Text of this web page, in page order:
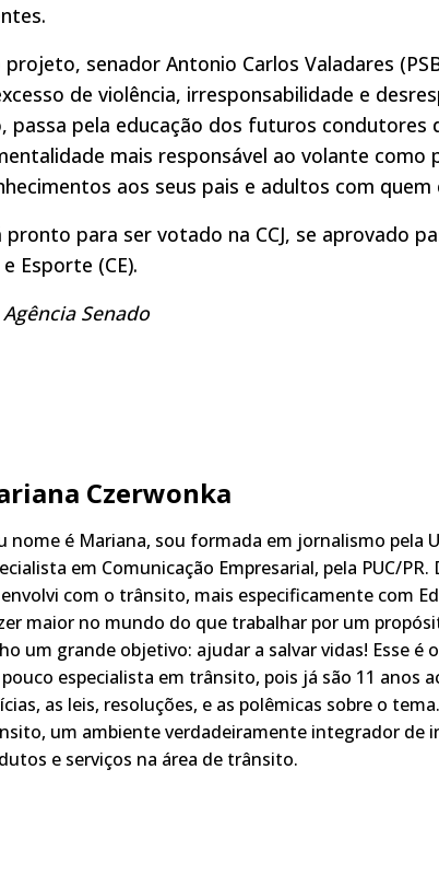
senador Antonio Carlos Valadares
de violência, irresponsabilidade e
passa pela educação dos futuros condutores
mais responsável ao volante
aos seus pais e adultos com quem
para ser votado na CCJ, se aprovado
Esporte (CE).
Senado
Czerwonka
nome é Mariana, sou formada em jornalismo pela
em Comunicação Empresarial, pela PUC/
com o trânsito, mais especificamente com
maior no mundo do que trabalhar por um
um grande objetivo: ajudar a salvar vidas! Esse é
especialista em trânsito, pois já são 11 anos
as leis, resoluções, e as polêmicas sobre o
um ambiente verdadeiramente integrador de
e serviços na área de trânsito.